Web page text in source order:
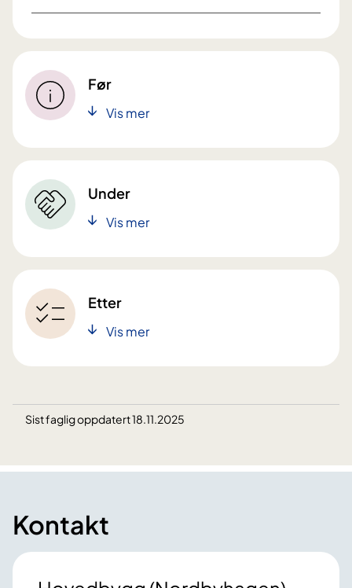
Før
Vis mer
Under
Vis mer
Etter
Vis mer
Sist faglig oppdatert 18.11.2025
Kontakt